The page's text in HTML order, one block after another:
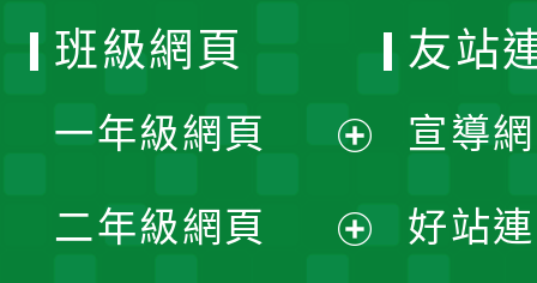
班級網頁
一年級網頁
開
二年級網頁
友站
宣導
好站